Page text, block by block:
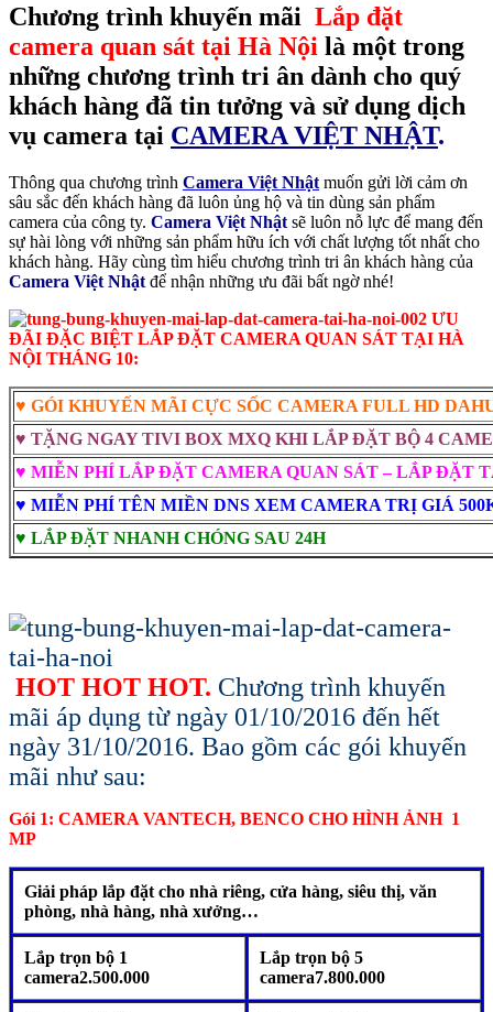
Chương trình khuyến mãi Lắp đặt
camera quan sát tại Hà Nội là một trong
những chương trình tri ân dành cho quý
khách hàng đã tin tưởng và sử dụng dịch
vụ camera tại CAMERA VIỆT NHẬT.
Thông qua chương trình Camera Việt Nhật muốn gửi lời cảm ơn
sâu sắc đến khách hàng đã luôn ủng hộ và tin dùng sản phẩm
camera của công ty. Camera Việt Nhật sẽ luôn nỗ lực để mang đến
sự hài lòng với những sản phẩm hữu ích với chất lượng tốt nhất cho
khách hàng. Hãy cùng tìm hiểu chương trình tri ân khách hàng của
Camera Việt Nhật để nhận những ưu đãi bất ngờ nhé!
ƯU
ĐÃI ĐẶC BIỆT LẮP ĐẶT CAMERA QUAN SÁT TẠI HÀ
NỘI THÁNG 10:
♥ GÓI KHUYẾN MÃI CỰC SỐC CAMERA FULL HD
♥ TẶNG NGAY TIVI BOX MXQ KHI LẮP ĐẶT BỘ 4
♥ MIỄN PHÍ LẮP ĐẶT CAMERA QUAN SÁT – LẮP ĐẶT
♥ MIỄN PHÍ TÊN MIỀN DNS XEM CAMERA TRỊ GIÁ
♥ LẮP ĐẶT NHANH CHÓNG SAU 24H
HOT HOT HOT. Chương trình khuyến
mãi áp dụng từ ngày 01/10/2016 đến hết
ngày 31/10/2016. Bao gồm các gói khuyến
mãi như sau:
Gói 1: CAMERA VANTECH, BENCO CHO HÌNH ẢNH 1
MP
Giải pháp lắp đặt cho nhà riêng, cửa hàng, siêu thị, văn
phòng, nhà hàng, nhà xưởng…
Lắp trọn bộ 1
camera2.500.000
Lắp trọn bộ 5
camera7.800.000